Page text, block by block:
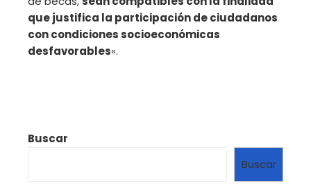
que justifica la participación de ciudadanos
con condiciones socioeconómicas
desfavorables«.
Buscar
Buscar